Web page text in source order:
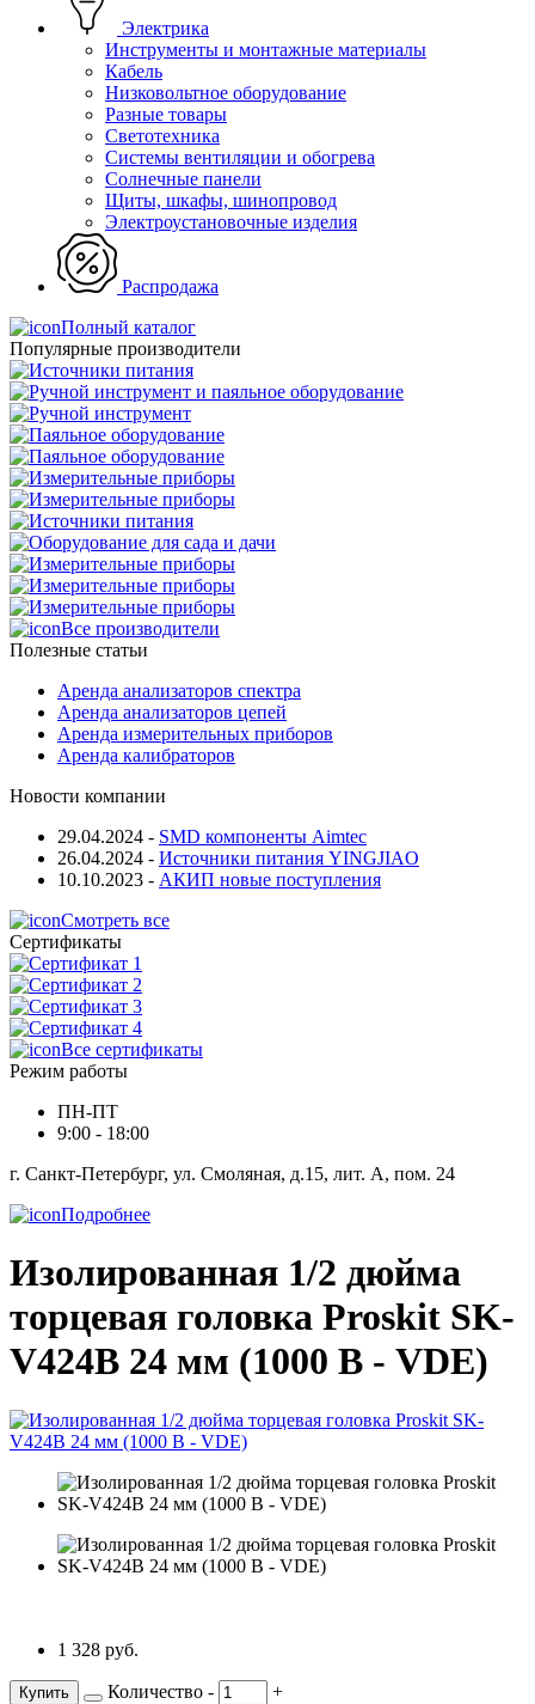
Электрика
Инструменты и монтажные материалы
Кабель
Низковольтное оборудование
Разные товары
Светотехника
Системы вентиляции и обогрева
Солнечные панели
Щиты, шкафы, шинопровод
Электроустановочные изделия
Распродажа
Полный каталог
Популярные производители
Все производители
Полезные статьи
Аренда анализаторов спектра
Аренда анализаторов цепей
Аренда измерительных приборов
Аренда калибраторов
Новости компании
29.04.2024 - SMD компоненты Aimtec
26.04.2024 - Источники питания YINGJIAO
10.10.2023 - АКИП новые поступления
Смотреть все
Сертификаты
Все сертификаты
Режим работы
ПН-ПТ
9:00 - 18:00
г. Санкт-Петербург, ул. Смоляная, д.15, лит. А, пом. 24
Подробнее
Изолированная 1/2 дюйма
торцевая головка Proskit SK-
V424B 24 мм (1000 В - VDE)
1 328 руб.
Купить Количество - +